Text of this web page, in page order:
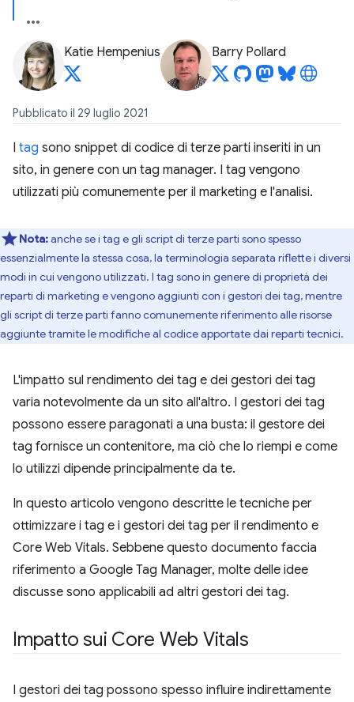
Katie Hempenius Barry Pollard
Pubblicato il 29 luglio 2021
I tag sono snippet di codice di terze parti inseriti in un
sito, in genere con un tag manager. I tag vengono
utilizzati più comunemente per il marketing e l'analisi.
Nota:anche se i tag e gli script di terze parti sono spesso
essenzialmente la stessa cosa, la terminologia separata riflette i diversi
modi in cui vengono utilizzati. I tag sono in genere di proprietà dei
reparti di marketing e vengono aggiunti con i gestori dei tag, mentre
gli script di terze parti fanno comunemente riferimento alle risorse
aggiunte tramite le modifiche al codice apportate dai reparti tecnici.
L'impatto sul rendimento dei tag e dei gestori dei tag
varia notevolmente da un sito all'altro. I gestori dei tag
possono essere paragonati a una busta: il gestore dei
tag fornisce un contenitore, ma ciò che lo riempi e come
lo utilizzi dipende principalmente da te.
In questo articolo vengono descritte le tecniche per
ottimizzare i tag e i gestori dei tag per il rendimento e
Core Web Vitals. Sebbene questo documento faccia
riferimento a Google Tag Manager, molte delle idee
discusse sono applicabili ad altri gestori dei tag.
Impatto sui Core Web Vitals
I gestori dei tag possono spesso influire indirettamente